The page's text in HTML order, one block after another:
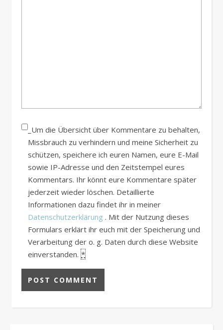
_Um die Übersicht über Kommentare zu behalten,
Missbrauch zu verhindern und meine Sicherheit zu
schützen, speichere ich euren Namen, eure E-Mail
sowie IP-Adresse und den Zeitstempel eures
Kommentars. Ihr könnt eure Kommentare später
jederzeit wieder löschen. Detaillierte
Informationen dazu findet ihr in meiner
Datenschutzerklärung . Mit der Nutzung dieses
Formulars erklärt ihr euch mit der Speicherung und
Verarbeitung der o. g. Daten durch diese Website
einverstanden. *